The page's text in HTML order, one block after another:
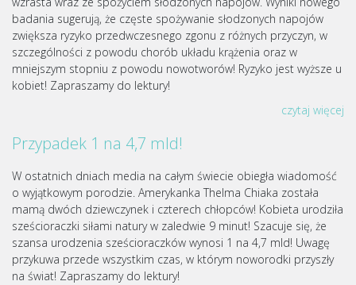
badania sugerują, że częste spożywanie słodzonych napojów
zwiększa ryzyko przedwczesnego zgonu z różnych przyczyn, w
szczególności z powodu chorób układu krążenia oraz w
mniejszym stopniu z powodu nowotworów! Ryzyko jest wyższe u
kobiet! Zapraszamy do lektury!
czytaj więcej
Przypadek 1 na 4,7 mld!
W ostatnich dniach media na całym świecie obiegła wiadomość
o wyjątkowym porodzie. Amerykanka Thelma Chiaka została
mamą dwóch dziewczynek i czterech chłopców! Kobieta urodziła
sześcioraczki siłami natury w zaledwie 9 minut! Szacuje się, że
szansa urodzenia sześcioraczków wynosi 1 na 4,7 mld! Uwagę
przykuwa przede wszystkim czas, w którym noworodki przyszły
na świat! Zapraszamy do lektury!